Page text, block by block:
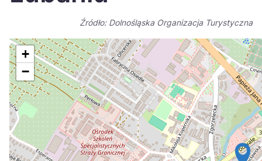
Italiano
日本
Português
Suomi
Україна
Zamknij
Źródło: Dolnośląska Organizacja Turystyczna
+
−